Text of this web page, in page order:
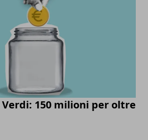
Verdi: 150 milioni per oltre